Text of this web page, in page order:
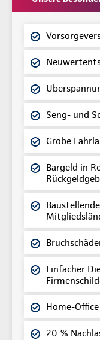
Seng- und
Grobe
Bargeld in
Einfacher
Home-Office
20 %